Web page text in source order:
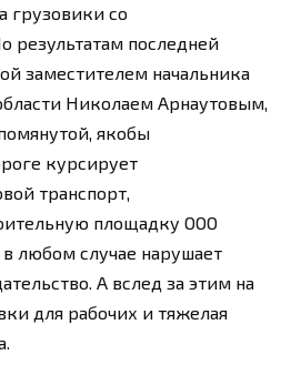
грузовики со
результатам последней
заместителем начальника
Николаем Арнаутовым,
якобы
курсирует
транспорт,
площадку ООО
любом случае нарушает
А вслед за этим на
для рабочих и тяжелая